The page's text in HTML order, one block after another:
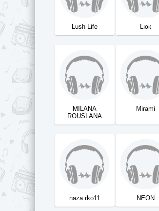
Lush Life Lюк
MILANA
ROUSLANA
Mirami
naza.rko11 NEON